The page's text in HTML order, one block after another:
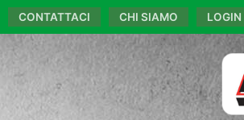
CONTATTACI CHI SIAMO LOGIN